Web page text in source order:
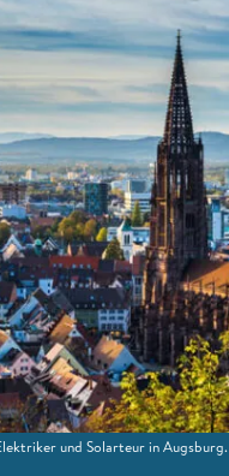
und Solarteur in Augsburg.